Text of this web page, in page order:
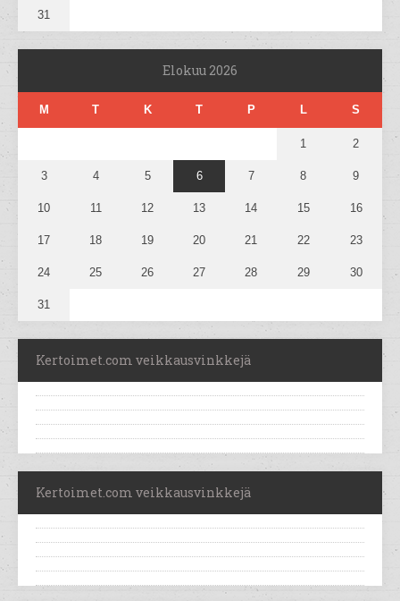
31
Elokuu 2026
M T K T P L S
1 2
3 4 5 6 7 8 9
10 11 12 13 14 15 16
17 18 19 20 21 22 23
24 25 26 27 28 29 30
31
Kertoimet.com veikkausvinkkejä
Kertoimet.com veikkausvinkkejä